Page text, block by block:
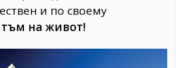
и по своему
на живот!